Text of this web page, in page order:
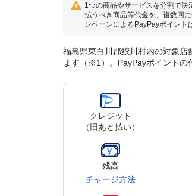
1つの商品やサービスを分割で
払うべき商品等代金を、複数回
ンペーンによるPayPayポイント
福島県東白川郡鮫川村内の対象店
ます（※1）。PayPayポイントの
クレジット
（旧あと払い）
残高
チャージ方法